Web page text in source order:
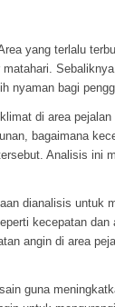
yang terlalu
nyaman bagi
di area
bagaimana
Analisis ini
dianalisis untuk
kecepatan dan
angin di area
guna